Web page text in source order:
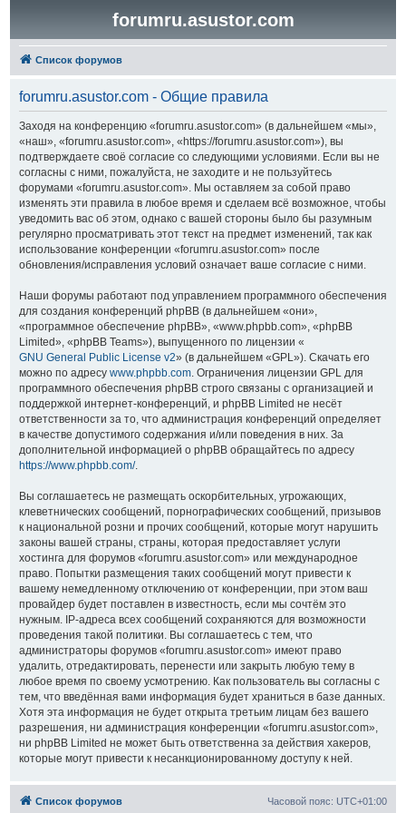
forumru.asustor.com
Список форумов
forumru.asustor.com - Общие правила
Заходя на конференцию «forumru.asustor.com» (в дальнейшем «мы»,
«наш», «forumru.asustor.com», «https://forumru.asustor.com»), вы
подтверждаете своё согласие со следующими условиями. Если вы не
согласны с ними, пожалуйста, не заходите и не пользуйтесь
форумами «forumru.asustor.com». Мы оставляем за собой право
изменять эти правила в любое время и сделаем всё возможное, чтобы
уведомить вас об этом, однако с вашей стороны было бы разумным
регулярно просматривать этот текст на предмет изменений, так как
использование конференции «forumru.asustor.com» после
обновления/исправления условий означает ваше согласие с ними.
Наши форумы работают под управлением программного обеспечения
для создания конференций phpBB (в дальнейшем «они»,
«программное обеспечение phpBB», «www.phpbb.com», «phpBB
Limited», «phpBB Teams»), выпущенного по лицензии «
GNU General Public License v2» (в дальнейшем «GPL»). Скачать его
можно по адресу www.phpbb.com. Ограничения лицензии GPL для
программного обеспечения phpBB строго связаны с организацией и
поддержкой интернет-конференций, и phpBB Limited не несёт
ответственности за то, что администрация конференций определяет
в качестве допустимого содержания и/или поведения в них. За
дополнительной информацией о phpBB обращайтесь по адресу
https://www.phpbb.com/.
Вы соглашаетесь не размещать оскорбительных, угрожающих,
клеветнических сообщений, порнографических сообщений, призывов
к национальной розни и прочих сообщений, которые могут нарушить
законы вашей страны, страны, которая предоставляет услуги
хостинга для форумов «forumru.asustor.com» или международное
право. Попытки размещения таких сообщений могут привести к
вашему немедленному отключению от конференции, при этом ваш
провайдер будет поставлен в известность, если мы сочтём это
нужным. IP-адреса всех сообщений сохраняются для возможности
проведения такой политики. Вы соглашаетесь с тем, что
администраторы форумов «forumru.asustor.com» имеют право
удалить, отредактировать, перенести или закрыть любую тему в
любое время по своему усмотрению. Как пользователь вы согласны с
тем, что введённая вами информация будет храниться в базе данных.
Хотя эта информация не будет открыта третьим лицам без вашего
разрешения, ни администрация конференции «forumru.asustor.com»,
ни phpBB Limited не может быть ответственна за действия хакеров,
которые могут привести к несанкционированному доступу к ней.
Список форумов Часовой пояс: UTC+01:00